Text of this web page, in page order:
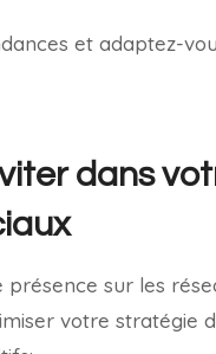
et adaptez-
dans
sur les
votre stratégie